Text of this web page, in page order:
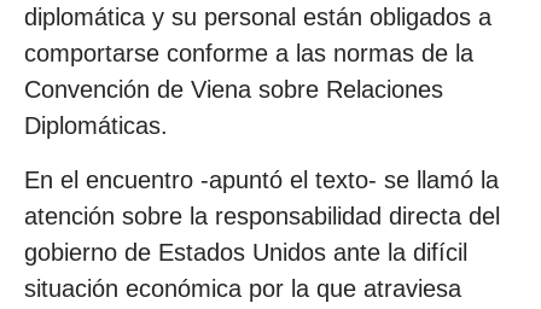
diplomática y su personal están obligados a
comportarse conforme a las normas de la
Convención de Viena sobre Relaciones
Diplomáticas.
En el encuentro -apuntó el texto- se llamó la
atención sobre la responsabilidad directa del
gobierno de Estados Unidos ante la difícil
situación económica por la que atraviesa